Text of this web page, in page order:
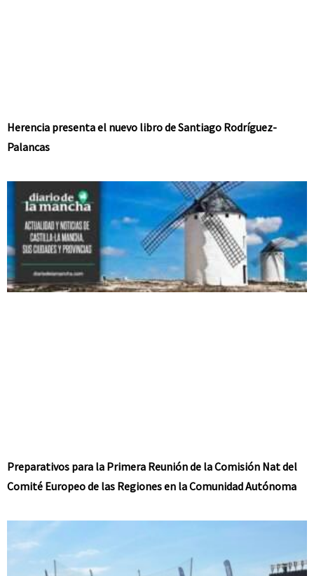
Herencia presenta el nuevo libro de Santiago Rodríguez-
Palancas
Preparativos para la Primera Reunión de la Comisión Nat del
Comité Europeo de las Regiones en la Comunidad Autónoma